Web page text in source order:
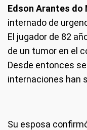
Edson Arantes do
internado de
El jugador de 82
de un tumor en el
Desde entonces
internaciones han
Su esposa